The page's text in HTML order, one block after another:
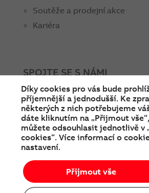
Soutěže a prodejní akce
Kariéra
SPOJTE SE S NÁMI
facebookinstagramLinkedin
© Copyright 2026 ABB
Cookies a ochrana
Díky cookies pro vás bude
příjemnější a jednodušší. Ke
některých z nich potřebujeme
dáte kliknutím na „Přijmout
můžete odsouhlasit jednotlivě v
cookies“. Více informací o
nastavení.
Přijmout vše